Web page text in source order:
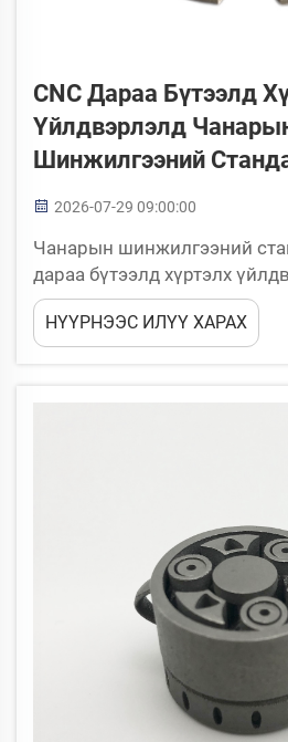
CNC Дараа Бүтээлд
Үйлдвэрлэлд
Шинжилгээний
2026-07-29 09:00:00
Чанарын шинжилгээний
дараа бүтээлд хүртэлх
үйлчилгээний найдвартай
суурь юм. Үйлдвэрлэлд гарч
нарийн хэмжээний
НҮҮРНЭЭС ИЛҮҮ ХАРАХ